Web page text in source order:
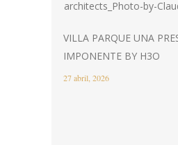
VILLA PARQUE UNA
IMPONENTE BY H3O
27 abril, 2026